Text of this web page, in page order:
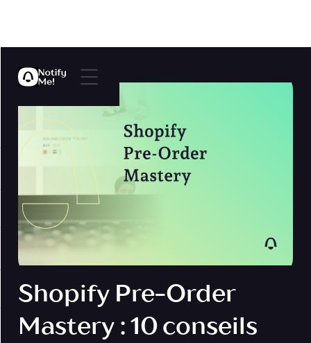
Shopify Pre-Order
Mastery : 10 conseils